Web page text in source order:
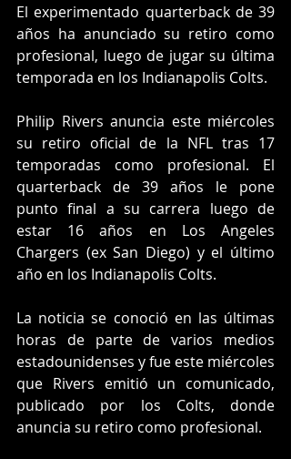
El experimentado quarterback de 39
años ha anunciado su retiro como
profesional, luego de jugar su última
temporada en los Indianapolis Colts.
Philip Rivers anuncia este miércoles
su retiro oficial de la NFL tras 17
temporadas como profesional. El
quarterback de 39 años le pone
punto final a su carrera luego de
estar 16 años en Los Angeles
Chargers (ex San Diego) y el último
año en los Indianapolis Colts.
La noticia se conoció en las últimas
horas de parte de varios medios
estadounidenses y fue este miércoles
que Rivers emitió un comunicado,
publicado por los Colts, donde
anuncia su retiro como profesional.